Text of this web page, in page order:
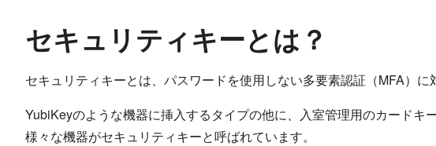
セキュリティキーとは？
セキュリティキーとは、パスワードを使用しない多要素認証（MFA）に
YubiKeyのような機器に挿入するタイプの他に、入室管理用のカードキ
様々な機器がセキュリティキーと呼ばれています。